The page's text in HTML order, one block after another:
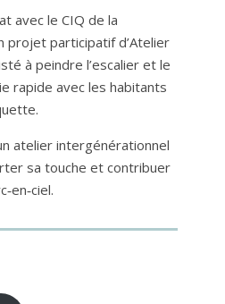
avec le CIQ de la
projet participatif d’Atelier
à peindre l’escalier et le
rapide avec les habitants
atelier intergénérationnel
sa touche et contribuer